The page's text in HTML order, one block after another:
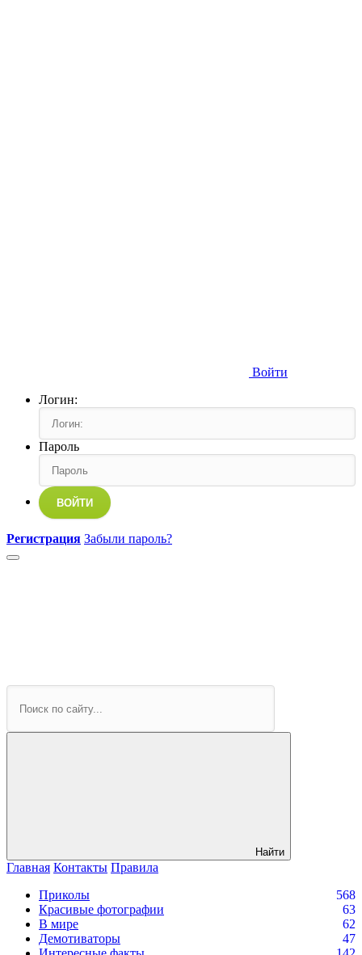
Войти
Логин:
Пароль
ВОЙТИ
Регистрация Забыли пароль?
Найти
Главная Контакты Правила
Приколы
568
Красивые фотографии
63
В мире
62
Демотиваторы
47